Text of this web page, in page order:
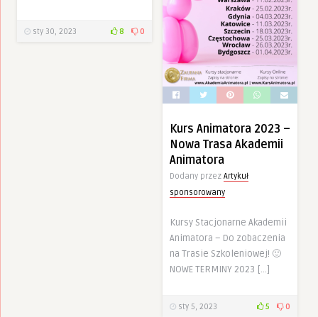
sty 30, 2023 8 0
Kurs Animatora 2023 –
Nowa Trasa Akademii
Animatora
Dodany przez Artykuł
sponsorowany
Kursy Stacjonarne Akademii
Animatora – Do zobaczenia
na Trasie Szkoleniowej! 🙂
NOWE TERMINY 2023 […]
sty 5, 2023 5 0